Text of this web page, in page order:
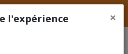
l'expérience
×